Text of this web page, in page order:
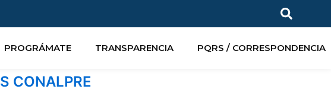
PROGRÁMATE TRANSPARENCIA PQRS / CORRESPONDENCIA
CONALPRE